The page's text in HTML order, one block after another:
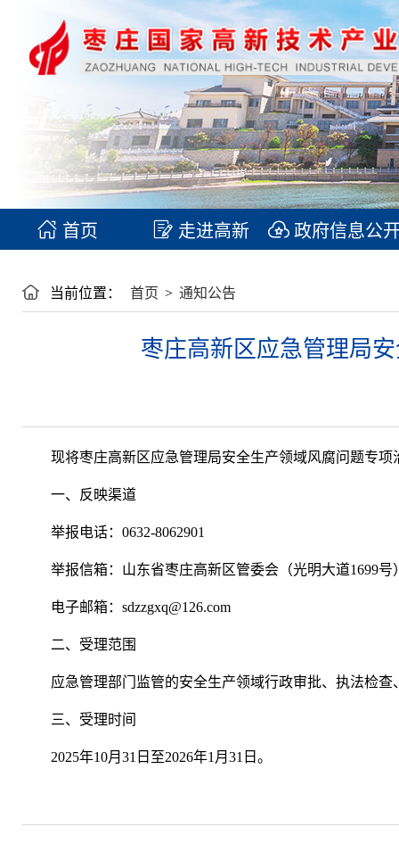
首页 走进高新 政府信息公
当前位置： 首页 > 通知公告
枣庄高新区应急管理局
现将枣庄高新区应急管理局安全生产领域风腐问题专
一、反映渠道
举报电话：0632-8062901
举报信箱：山东省枣庄高新区管委会（光明大道1699号
电子邮箱：sdzzgxq@126.com
二、受理范围
应急管理部门监管的安全生产领域行政审批、执法检
三、受理时间
2025年10月31日至2026年1月31日。